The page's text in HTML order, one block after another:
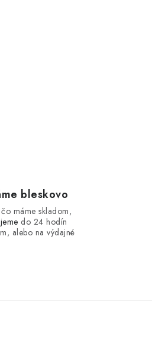
bleskovo
máme skladom,
do 24 hodín
alebo na výdajné